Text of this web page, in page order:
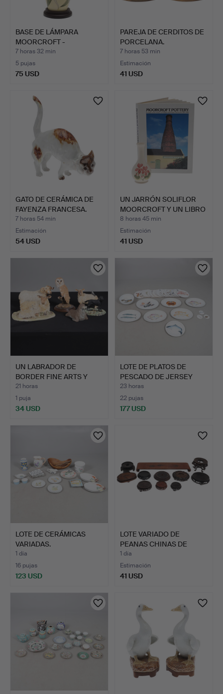
BASE DE LÁMPARA
MOORCROFT -
SESQUIPEDALE.
7 horas 32 min
5 pujas
75 USD
PAREJA DE CERDITOS DE
PORCELANA.
7 horas 53 min
Estimación
41 USD
GATO DE CERÁMICA DE
FAYENZA FRANCESA.
7 horas 54 min
Estimación
54 USD
UN JARRÓN SOLIFLOR
MOORCROFT Y UN LIBRO
DE…
8 horas 45 min
Estimación
41 USD
UN LABRADOR DE
BORDER FINE ARTS Y
VARIOS O…
21 horas
1 puja
34 USD
LOTE DE PLATOS DE
PESCADO DE JERSEY
POTTER…
23 horas
22 pujas
177 USD
LOTE DE CERÁMICAS
VARIADAS.
1 día
16 pujas
123 USD
LOTE VARIADO DE
PEANAS CHINAS DE
MADERA.
1 día
Estimación
41 USD